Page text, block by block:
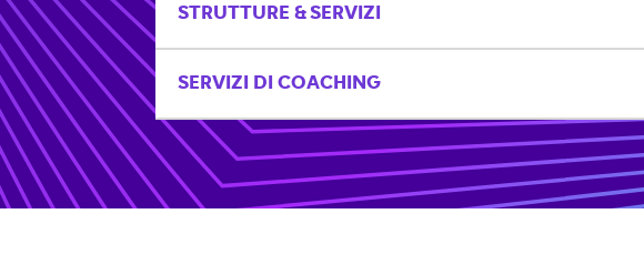
STRUTTURE & SERVIZI
SERVIZI DI COACHING